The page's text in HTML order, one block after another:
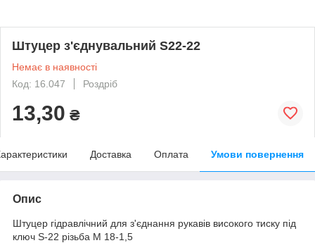
Штуцер з'єднувальний S22-22
Немає в наявності
Код: 16.047
Роздріб
13,30 ₴
Доставка Оплата Умови повернення
Опис
Штуцер гідравлічний для з'єднання рукавів високого тиску під
ключ S-22 різьба М 18-1,5